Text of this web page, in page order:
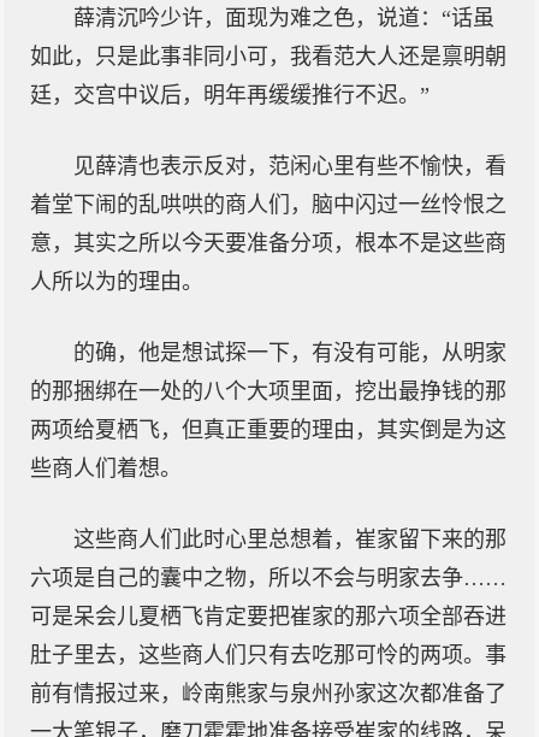
薛清沉吟少许，面现为难之色，说道：“话虽
如此，只是此事非同小可，我看范大人还是禀明朝
廷，交宫中议后，明年再缓缓推行不迟。”
见薛清也表示反对，范闲心里有些不愉快，看
着堂下闹的乱哄哄的商人们，脑中闪过一丝怜恨之
意，其实之所以今天要准备分项，根本不是这些商
人所以为的理由。
的确，他是想试探一下，有没有可能，从明家
的那捆绑在一处的八个大项里面，挖出最挣钱的那
两项给夏栖飞，但真正重要的理由，其实倒是为这
些商人们着想。
这些商人们此时心里总想着，崔家留下来的那
六项是自己的囊中之物，所以不会与明家去争……
可是呆会儿夏栖飞肯定要把崔家的那六项全部吞进
肚子里去，这些商人们只有去吃那可怜的两项。事
前有情报过来，岭南熊家与泉州孙家这次都准备了
一大笔银子，磨刀霍霍地准备接受崔家的线路，呆